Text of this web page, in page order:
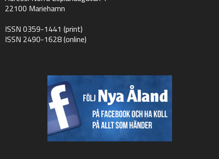
22100 Mariehamn
ISSN 0359-1441 (print)
ISSN 2490-1628 (online)